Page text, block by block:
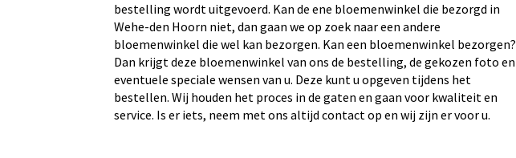
bestelling wordt uitgevoerd. Kan de ene bloemenwinkel die bezorgd in
Wehe-den Hoorn niet, dan gaan we op zoek naar een andere
bloemenwinkel die wel kan bezorgen. Kan een bloemenwinkel bezorgen?
Dan krijgt deze bloemenwinkel van ons de bestelling, de gekozen foto en
eventuele speciale wensen van u. Deze kunt u opgeven tijdens het
bestellen. Wij houden het proces in de gaten en gaan voor kwaliteit en
service. Is er iets, neem met ons altijd contact op en wij zijn er voor u.